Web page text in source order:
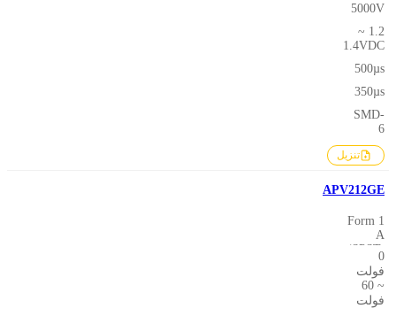
5000V
1.2 ~
1.4VDC
500µs
350µs
SMD-
6
تنزيل
APV212GE
1 Form
A
(SPST-
NO)
0
فولت
~ 60
فولت